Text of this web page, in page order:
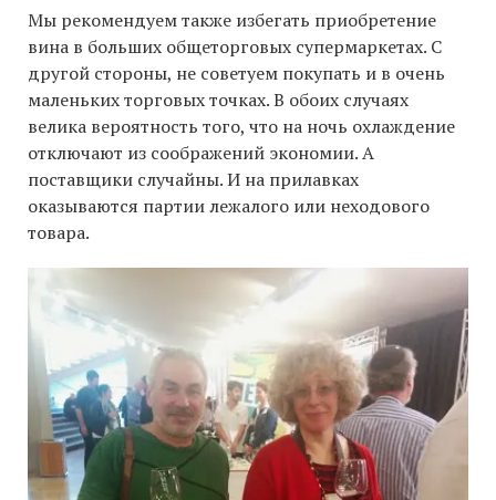
Мы рекомендуем также избегать приобретение
вина в больших общеторговых супермаркетах. С
другой стороны, не советуем покупать и в очень
маленьких торговых точках. В обоих случаях
велика вероятность того, что на ночь охлаждение
отключают из соображений экономии. А
поставщики случайны. И на прилавках
оказываются партии лежалого или неходового
товара.